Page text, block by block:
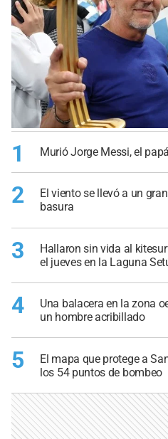
1 Murió Jorge Messi, el
2
El viento se llevó a un
basura
3
Hallaron sin vida al
el jueves en la Laguna
4
Una balacera en la zona
un hombre acribillado
5
El mapa que protege a
los 54 puntos de bombeo